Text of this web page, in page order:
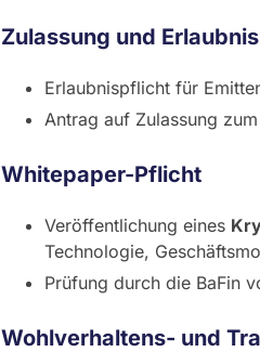
Zulassung und Erlaubnis
Erlaubnispflicht für
Antrag auf Zulassung
Whitepaper-Pflicht
Veröffentlichung eines
Technologie,
Prüfung durch die BaFin
Wohlverhaltens- und